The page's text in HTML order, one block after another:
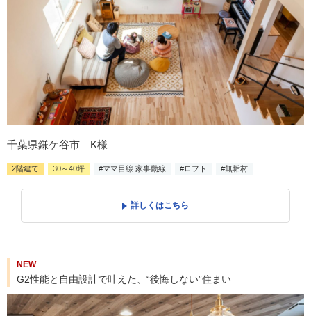
千葉県鎌ケ谷市 K様
2階建て 30～40坪 #ママ目線 家事動線 #ロフト #無垢材
詳しくはこちら
NEW
G2性能と自由設計で叶えた、“後悔しない”住まい